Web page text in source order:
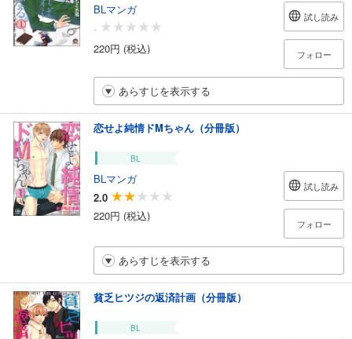
BLマンガ
-
220円 (税込)
試し読み
フォロー
あらすじを表示する
恋せよ純情ドMちゃん（分冊版）
BL
BLマンガ
2.0
220円 (税込)
試し読み
フォロー
あらすじを表示する
貧乏ヒツジの返済計画（分冊版）
BL